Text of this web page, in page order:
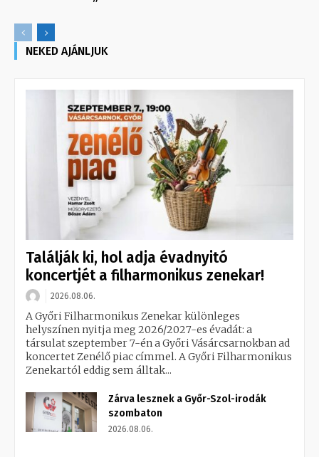
NEKED AJÁNLJUK
Találják ki, hol adja évadnyitó
koncertjét a filharmonikus zenekar!
2026.08.06.
A Győri Filharmonikus Zenekar különleges
helyszínen nyitja meg 2026/2027-es évadát: a
társulat szeptember 7-én a Győri Vásárcsarnokban ad
koncertet Zenélő piac címmel. A Győri Filharmonikus
Zenekartól eddig sem álltak...
Zárva lesznek a Győr-Szol-irodák
szombaton
2026.08.06.